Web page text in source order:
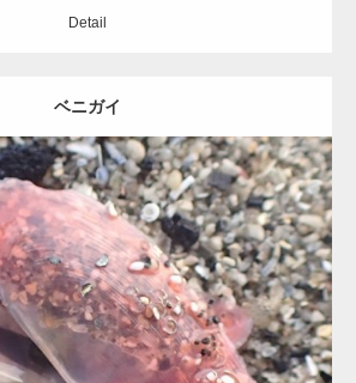
Detail
ベニガイ
Update:2020.09.19
Category:ニッコウガイ科